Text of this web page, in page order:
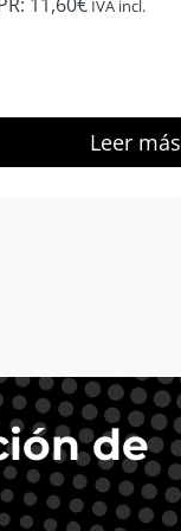
IVA incl.
Leer más
de